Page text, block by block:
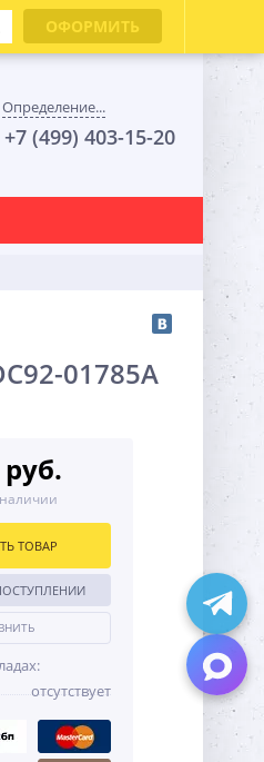
Определение...
+7 (499) 403-15-20
01785A
руб.
ТОВАР
отсутствует
ОФОРМИТЬ